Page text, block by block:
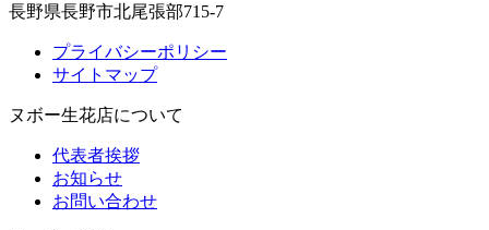
長野県長野市北尾張部715-7
プライバシーポリシー
サイトマップ
ヌボー生花店について
代表者挨拶
お知らせ
お問い合わせ